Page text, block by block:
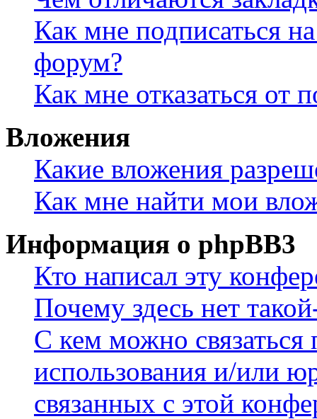
Как мне подписаться
форум?
Как мне отказаться от
Вложения
Какие вложения
Как мне найти мои
Информация о phpBB3
Кто написал эту
Почему здесь нет
С кем можно связаться
использования и/или
связанных с этой